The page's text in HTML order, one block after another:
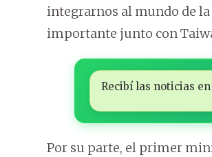
integrarnos al mundo de la
importante junto con
Recibí las noticias
Por su parte, el primer